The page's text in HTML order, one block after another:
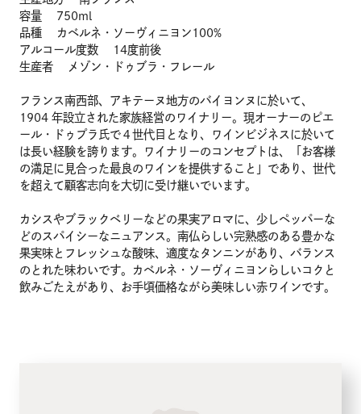
容量 750ml
品種 カベルネ・ソーヴィニヨン100%
アルコール度数 14度前後
生産者 メゾン・ドゥブラ・フレール
フランス南西部、アキテーヌ地方のバイヨンヌに於いて、
1904 年設立された家族経営のワイナリー。現オーナーのピエ
ール・ドゥプラ氏で４世代目となり、ワインビジネスに於いて
は長い経験を誇ります。ワイナリーのコンセプトは、「お客様
の満足に見合った最良のワインを提供すること」であり、世代
を超えて顧客志向を大切に受け継いでいます。
カシスやブラックベリーなどの果実アロマに、少しペッパーな
どのスパイシーなニュアンス。南仏らしい完熟感のある豊かな
果実味とフレッシュな酸味、適度なタンニンがあり、バランス
のとれた味わいです。カベルネ・ソーヴィニヨンらしいコクと
飲みごたえがあり、お手頃価格ながら美味しい赤ワインです。